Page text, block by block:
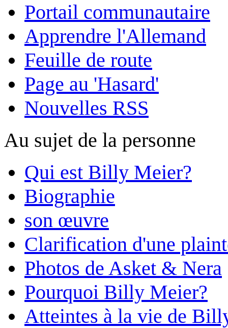
Portail communautaire
Apprendre l'Allemand
Feuille de route
Page au 'Hasard'
Nouvelles RSS
Au sujet de la personne
Qui est Billy Meier?
Biographie
son œuvre
Clarification d'une
Photos de Asket & Nera
Pourquoi Billy Meier?
Atteintes à la vie de